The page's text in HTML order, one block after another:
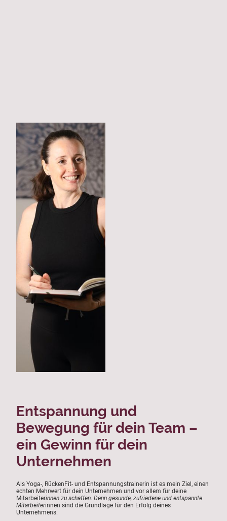
Entspannung und
Bewegung für dein Team –
ein Gewinn für dein
Unternehmen
Als Yoga-, RückenFit- und Entspannungstrainerin ist es mein Ziel, einen
echten Mehrwert für dein Unternehmen und vor allem für deine
Mitarbeiterinnen zu schaffen. Denn gesunde, zufriedene und entspannte
Mitarbeiterinnen sind die Grundlage für den Erfolg deines
Unternehmens.